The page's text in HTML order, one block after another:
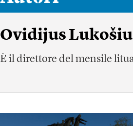
Ovidijus
È il direttore del mensile